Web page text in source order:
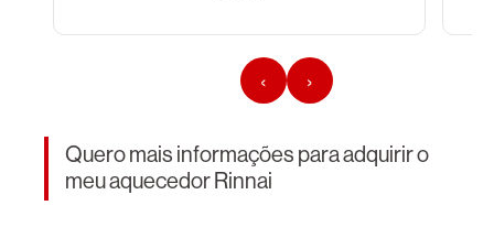
‹ ›
Quero mais informações para adquirir o
meu aquecedor Rinnai